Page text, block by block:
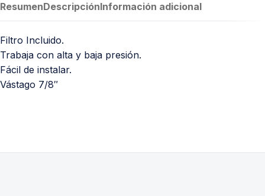
ResumenDescripciónInformación adicional
Filtro Incluido.
Trabaja con alta y baja presión.
Fácil de instalar.
Vástago 7/8″